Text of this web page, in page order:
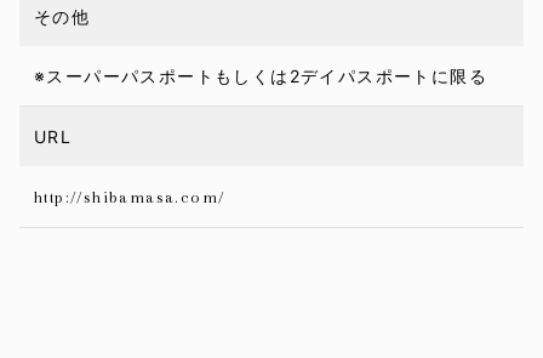
その他
※スーパーパスポートもしくは2デイパスポートに限る
URL
http://shibamasa.com/